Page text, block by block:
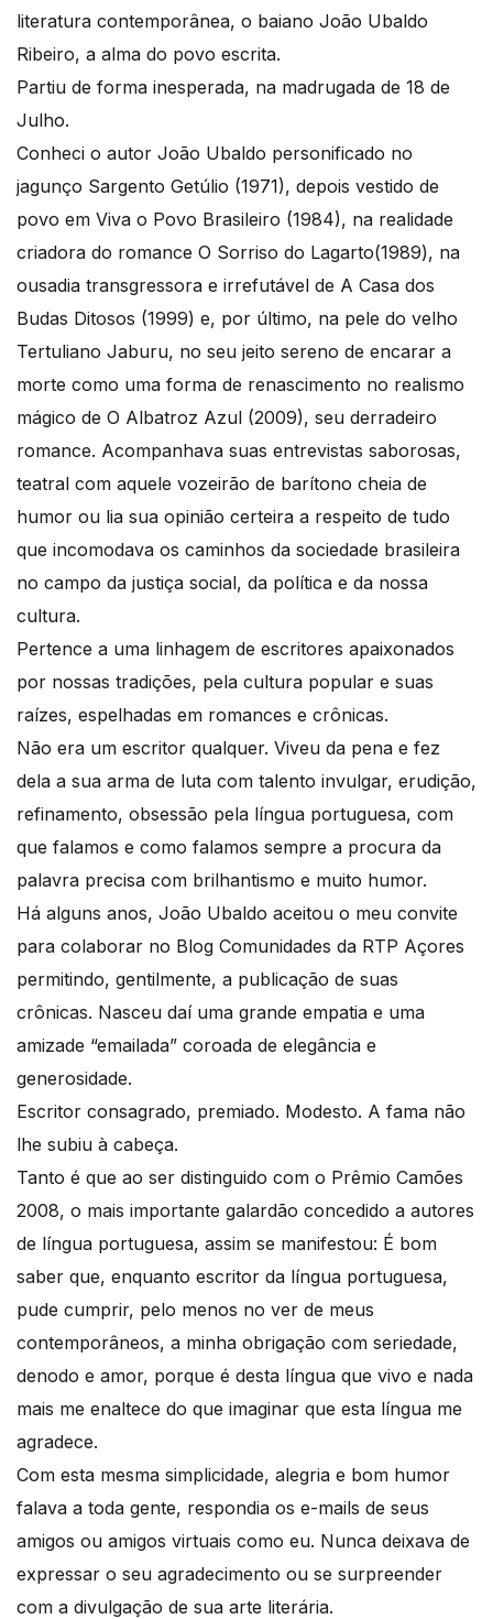
literatura contemporânea, o baiano João Ubaldo
Ribeiro, a alma do povo escrita.
Partiu de forma inesperada, na madrugada de 18 de
Julho.
Conheci o autor João Ubaldo personificado no
jagunço Sargento Getúlio (1971), depois vestido de
povo em Viva o Povo Brasileiro (1984), na realidade
criadora do romance O Sorriso do Lagarto(1989), na
ousadia transgressora e irrefutável de A Casa dos
Budas Ditosos (1999) e, por último, na pele do velho
Tertuliano Jaburu, no seu jeito sereno de encarar a
morte como uma forma de renascimento no realismo
mágico de O Albatroz Azul (2009), seu derradeiro
romance. Acompanhava suas entrevistas saborosas,
teatral com aquele vozeirão de barítono cheia de
humor ou lia sua opinião certeira a respeito de tudo
que incomodava os caminhos da sociedade brasileira
no campo da justiça social, da política e da nossa
cultura.
Pertence a uma linhagem de escritores apaixonados
por nossas tradições, pela cultura popular e suas
raízes, espelhadas em romances e crônicas.
Não era um escritor qualquer. Viveu da pena e fez
dela a sua arma de luta com talento invulgar, erudição,
refinamento, obsessão pela língua portuguesa, com
que falamos e como falamos sempre a procura da
palavra precisa com brilhantismo e muito humor.
Há alguns anos, João Ubaldo aceitou o meu convite
para colaborar no Blog Comunidades da RTP Açores
permitindo, gentilmente, a publicação de suas
crônicas. Nasceu daí uma grande empatia e uma
amizade “emailada” coroada de elegância e
generosidade.
Escritor consagrado, premiado. Modesto. A fama não
lhe subiu à cabeça.
Tanto é que ao ser distinguido com o Prêmio Camões
2008, o mais importante galardão concedido a autores
de língua portuguesa, assim se manifestou: É bom
saber que, enquanto escritor da língua portuguesa,
pude cumprir, pelo menos no ver de meus
contemporâneos, a minha obrigação com seriedade,
denodo e amor, porque é desta língua que vivo e nada
mais me enaltece do que imaginar que esta língua me
agradece.
Com esta mesma simplicidade, alegria e bom humor
falava a toda gente, respondia os e-mails de seus
amigos ou amigos virtuais como eu. Nunca deixava de
expressar o seu agradecimento ou se surpreender
com a divulgação de sua arte literária.